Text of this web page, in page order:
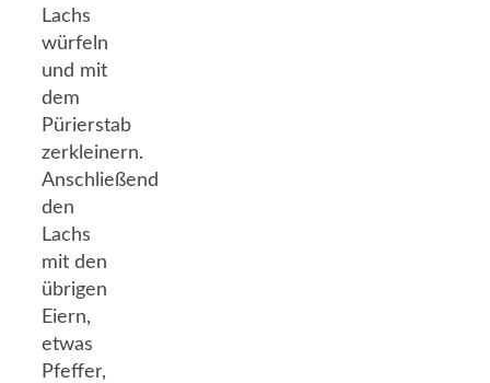
Lachs
würfeln
und mit
dem
Pürierstab
zerkleinern.
Anschließend
den
Lachs
mit den
übrigen
Eiern,
etwas
Pfeffer,